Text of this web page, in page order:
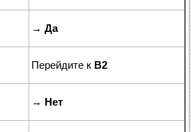
→ Да
Перейдите к B2
→ Нет